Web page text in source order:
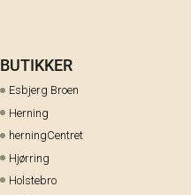
BUTIKKER
Esbjerg Broen
Herning
herningCentret
Hjørring
Holstebro